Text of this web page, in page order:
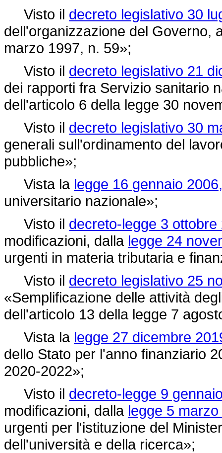
Visto il decreto legislativo 30
dell'organizzazione del Governo,
marzo 1997, n. 59»;
Visto il decreto legislativo 21
dei rapporti fra Servizio sanitario
dell'articolo 6 della legge 30
Visto il decreto legislativo 30
generali sull'ordinamento del
pubbliche»;
Vista la legge 16 gennaio
universitario nazionale»;
Visto il decreto-legge 3 ottobre
modificazioni, dalla legge 24
urgenti in materia tributaria e
Visto il decreto legislativo 25
«Semplificazione delle attività
dell'articolo 13 della legge 7
Vista la legge 27 dicembre
dello Stato per l'anno finanziario
2020-2022»;
Visto il decreto-legge 9
modificazioni, dalla legge 5
urgenti per l'istituzione del
dell'università e della ricerca»;